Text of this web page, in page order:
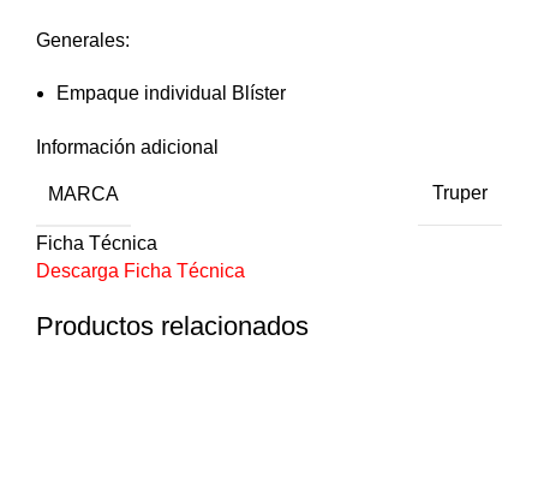
Generales:
Empaque individual Blíster
Información adicional
MARCA Truper
Ficha Técnica
Descarga Ficha Técnica
Productos relacionados